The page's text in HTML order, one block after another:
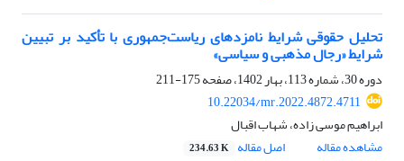
تحلیل حقوقی شرایط نامزدهای ریاست‌جمهوری با تأکید بر تبیین
شرایط «رجال مذهبی و سیاسی»
دوره 30، شماره 113، بهار 1402، صفحه
175-211
10.22034/mr.2022.4872.4711
ابراهیم موسی زاده، شهاب اقبال
مشاهده مقاله
اصل مقاله 234.63 K